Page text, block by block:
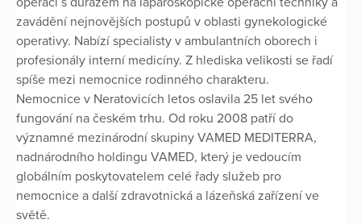
zavádění nejnovějších postupů v oblasti gynekologické
operativy. Nabízí specialisty v ambulantních oborech i
profesionály interní medicíny. Z hlediska velikosti se řadí
spíše mezi nemocnice rodinného charakteru.
Nemocnice v Neratovicích letos oslavila 25 let svého
fungování na českém trhu. Od roku 2008 patří do
významné mezinárodní skupiny VAMED MEDITERRA,
nadnárodního holdingu VAMED, který je vedoucím
globálním poskytovatelem celé řady služeb pro
nemocnice a další zdravotnická a lázeňská zařízení ve
světě.